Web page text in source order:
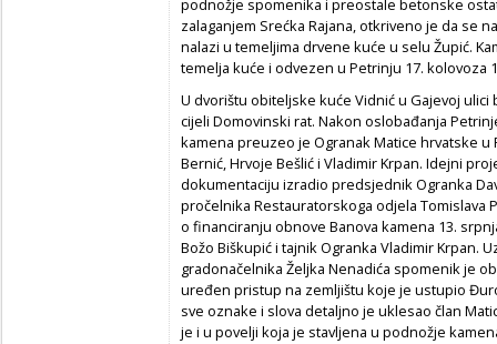
podnožje spomenika i preostale betonske
zalaganjem Srećka Rajana, otkriveno je da se
nalazi u temeljima drvene kuće u selu Župić.
temelja kuće i odvezen u Petrinju 17. kolovoza
U dvorištu obiteljske kuće Vidnić u Gajevoj
cijeli Domovinski rat. Nakon oslobađanja
kamena preuzeo je Ogranak Matice hrvatske
Bernić, Hrvoje Bešlić i Vladimir Krpan. Idejni
dokumentaciju izradio predsjednik Ogranka
pročelnika Restauratorskoga odjela
o financiranju obnove Banova kamena 13.
Božo Biškupić i tajnik Ogranka Vladimir Krpan.
gradonačelnika Željka Nenadića spomenik je
uređen pristup na zemljištu koje je ustupio
sve oznake i slova detaljno je uklesao član
je i u povelji koja je stavljena u podnožje